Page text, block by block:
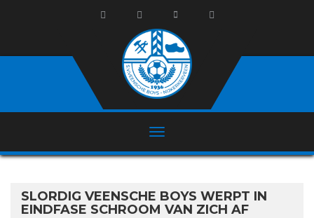
SLORDIG VEENSCHE BOYS WERPT IN
EINDFASE SCHROOM VAN ZICH AF